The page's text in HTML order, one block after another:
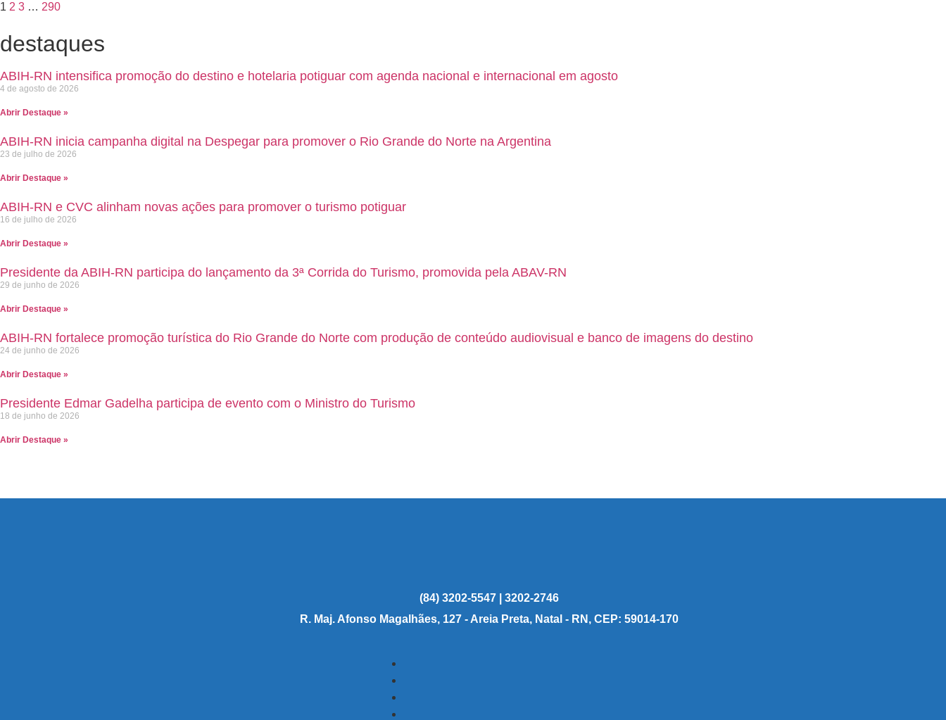
1 2 3 … 290
destaques
ABIH-RN intensifica promoção do destino e hotelaria potiguar com agenda nacional e internacional em agosto
4 de agosto de 2026
Abrir Destaque »
ABIH-RN inicia campanha digital na Despegar para promover o Rio Grande do Norte na Argentina
23 de julho de 2026
Abrir Destaque »
ABIH-RN e CVC alinham novas ações para promover o turismo potiguar
16 de julho de 2026
Abrir Destaque »
Presidente da ABIH-RN participa do lançamento da 3ª Corrida do Turismo, promovida pela ABAV-RN
29 de junho de 2026
Abrir Destaque »
ABIH-RN fortalece promoção turística do Rio Grande do Norte com produção de conteúdo audiovisual e banco de imagens do destino
24 de junho de 2026
Abrir Destaque »
Presidente Edmar Gadelha participa de evento com o Ministro do Turismo
18 de junho de 2026
Abrir Destaque »
(84) 3202-5547 | 3202-2746
R. Maj. Afonso Magalhães, 127 - Areia Preta, Natal - RN, CEP: 59014-170